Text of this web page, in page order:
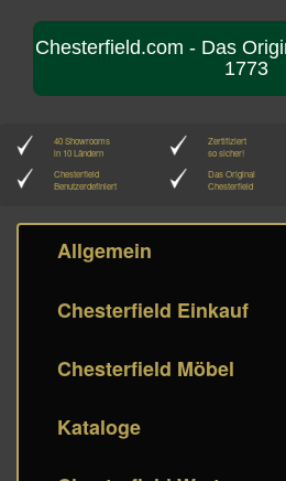
Chesterfield.com - Das
1773
40 Showrooms
in 10 Ländern
Zertifiziert
so sicher!
Chesterfield
Benutzerdefiniert
Das Original
Chesterfield
Allgemein
Chesterfield Einkauf
Chesterfield Möbel
Kataloge